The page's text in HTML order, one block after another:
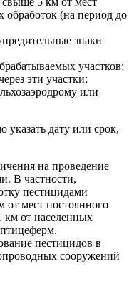
(на период до
знаки
участков;
эти участки;
или
указать дату или срок,
на проведение
В частности,
пестицидами
от мест постоянного
км от населенных
пестицидов в
сооружений